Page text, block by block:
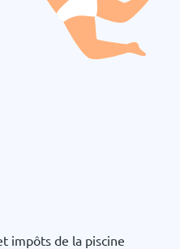
impôts de la piscine